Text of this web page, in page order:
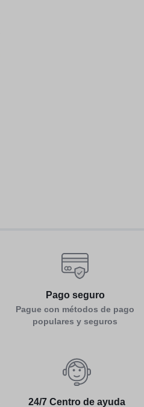
Pago seguro
Pague con métodos de pago
populares y seguros
24/7 Centro de ayuda